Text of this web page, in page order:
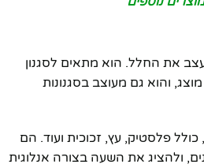
את החלל. הוא מתאים לסגנון
והוא גם מעוצב בסגנונות
כולל פלסטיק, עץ, זכוכית ועוד. הם
ולהציג את השעה בצורה אנלוגית